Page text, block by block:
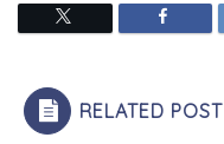
RELATED POST